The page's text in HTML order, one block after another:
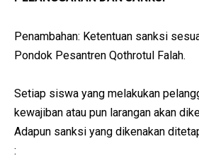
Penambahan: Ketentuan sanksi
Pondok Pesantren Qothrotul Falah.
Setiap siswa yang melakukan
kewajiban atau pun larangan akan
Adapun sanksi yang dikenakan
: